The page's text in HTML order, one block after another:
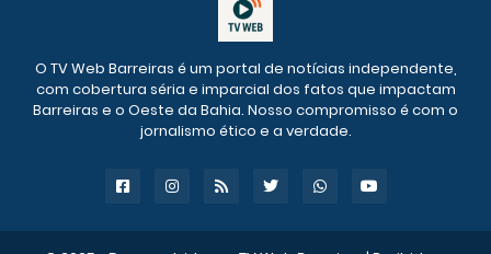
O TV Web Barreiras é um portal de notícias independente,
com cobertura séria e imparcial dos fatos que impactam
Barreiras e o Oeste da Bahia. Nosso compromisso é com o
jornalismo ético e a verdade.